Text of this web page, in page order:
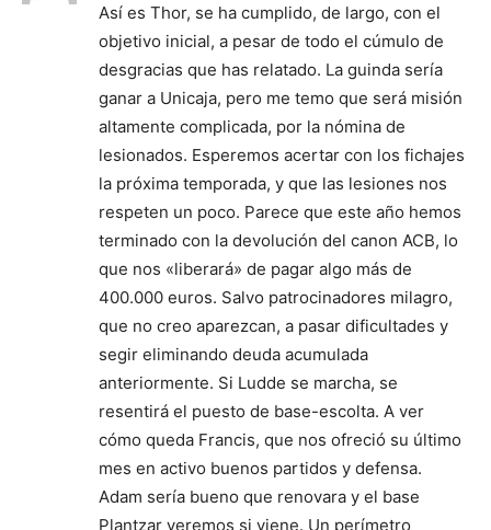
Así es Thor, se ha cumplido, de largo, con el
objetivo inicial, a pesar de todo el cúmulo de
desgracias que has relatado. La guinda sería
ganar a Unicaja, pero me temo que será misión
altamente complicada, por la nómina de
lesionados. Esperemos acertar con los fichajes
la próxima temporada, y que las lesiones nos
respeten un poco. Parece que este año hemos
terminado con la devolución del canon ACB, lo
que nos «liberará» de pagar algo más de
400.000 euros. Salvo patrocinadores milagro,
que no creo aparezcan, a pasar dificultades y
segir eliminando deuda acumulada
anteriormente. Si Ludde se marcha, se
resentirá el puesto de base-escolta. A ver
cómo queda Francis, que nos ofreció su último
mes en activo buenos partidos y defensa.
Adam sería bueno que renovara y el base
Plantzar veremos si viene. Un perímetro